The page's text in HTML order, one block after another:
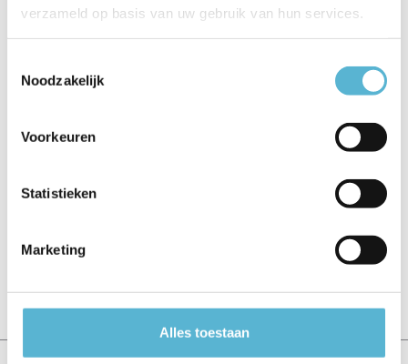
verzameld op basis van uw gebruik van hun services.
Noodzakelijk
Voorkeuren
Statistieken
Marketing
Alles toestaan
Er zijn nog geen reviews geschreven over dit product..
Schrijf je eigen review